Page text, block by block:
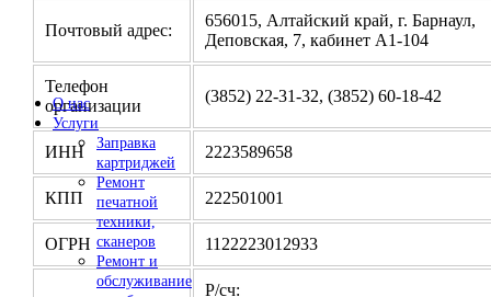
О нас
Услуги
Заправка
картриджей
Ремонт
печатной
техники,
сканеров
Ремонт и
обслуживание
Почтовый адрес:
656015, Алтайский край, г. Барнаул,
Деповская, 7, кабинет А1-104
Телефон
организации
(3852) 22-31-32, (3852) 60-18-42
ИНН 2223589658
КПП 222501001
ОГРН 1122223012933
Р/сч: